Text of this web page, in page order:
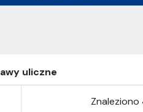
uliczne
Znaleziono